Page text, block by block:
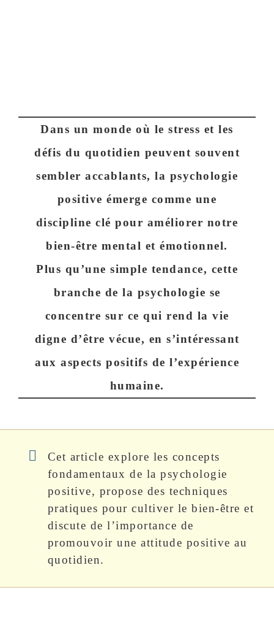
Dans un monde où le stress et les
défis du quotidien peuvent souvent
sembler accablants, la psychologie
positive émerge comme une
discipline clé pour améliorer notre
bien-être mental et émotionnel.
Plus qu’une simple tendance, cette
branche de la psychologie se
concentre sur ce qui rend la vie
digne d’être vécue, en s’intéressant
aux aspects positifs de l’expérience
humaine.
Cet article explore les concepts
fondamentaux de la psychologie
positive, propose des techniques
pratiques pour cultiver le bien-être et
discute de l’importance de
promouvoir une attitude positive au
quotidien.